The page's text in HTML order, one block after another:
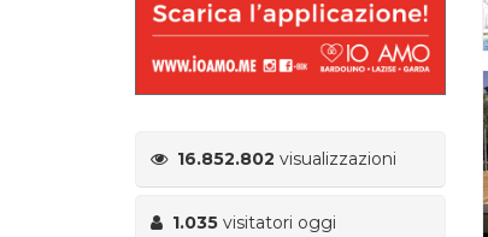
16.852.802 visualizzazioni
1.035 visitatori oggi